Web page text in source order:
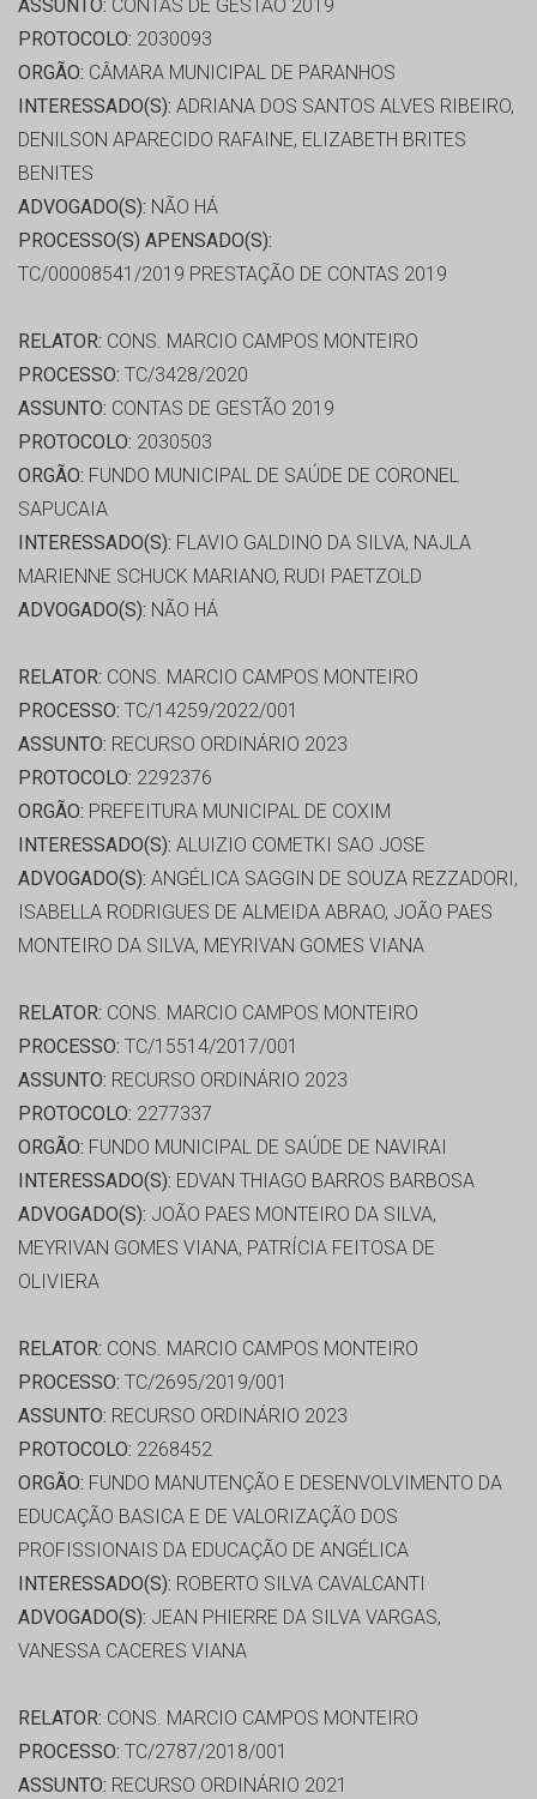
ASSUNTO: CONTAS DE GESTÃO 2019
PROTOCOLO: 2030093
ORGÃO: CÂMARA MUNICIPAL DE PARANHOS
INTERESSADO(S): ADRIANA DOS SANTOS ALVES RIBEIRO,
DENILSON APARECIDO RAFAINE, ELIZABETH BRITES
BENITES
ADVOGADO(S): NÃO HÁ
PROCESSO(S) APENSADO(S):
TC/00008541/2019 PRESTAÇÃO DE CONTAS 2019
RELATOR: CONS. MARCIO CAMPOS MONTEIRO
PROCESSO: TC/3428/2020
ASSUNTO: CONTAS DE GESTÃO 2019
PROTOCOLO: 2030503
ORGÃO: FUNDO MUNICIPAL DE SAÚDE DE CORONEL
SAPUCAIA
INTERESSADO(S): FLAVIO GALDINO DA SILVA, NAJLA
MARIENNE SCHUCK MARIANO, RUDI PAETZOLD
ADVOGADO(S): NÃO HÁ
RELATOR: CONS. MARCIO CAMPOS MONTEIRO
PROCESSO: TC/14259/2022/001
ASSUNTO: RECURSO ORDINÁRIO 2023
PROTOCOLO: 2292376
ORGÃO: PREFEITURA MUNICIPAL DE COXIM
INTERESSADO(S): ALUIZIO COMETKI SAO JOSE
ADVOGADO(S): ANGÉLICA SAGGIN DE SOUZA REZZADORI,
ISABELLA RODRIGUES DE ALMEIDA ABRAO, JOÃO PAES
MONTEIRO DA SILVA, MEYRIVAN GOMES VIANA
RELATOR: CONS. MARCIO CAMPOS MONTEIRO
PROCESSO: TC/15514/2017/001
ASSUNTO: RECURSO ORDINÁRIO 2023
PROTOCOLO: 2277337
ORGÃO: FUNDO MUNICIPAL DE SAÚDE DE NAVIRAI
INTERESSADO(S): EDVAN THIAGO BARROS BARBOSA
ADVOGADO(S): JOÃO PAES MONTEIRO DA SILVA,
MEYRIVAN GOMES VIANA, PATRÍCIA FEITOSA DE
OLIVIERA
RELATOR: CONS. MARCIO CAMPOS MONTEIRO
PROCESSO: TC/2695/2019/001
ASSUNTO: RECURSO ORDINÁRIO 2023
PROTOCOLO: 2268452
ORGÃO: FUNDO MANUTENÇÃO E DESENVOLVIMENTO DA
EDUCAÇÃO BASICA E DE VALORIZAÇÃO DOS
PROFISSIONAIS DA EDUCAÇÃO DE ANGÉLICA
INTERESSADO(S): ROBERTO SILVA CAVALCANTI
ADVOGADO(S): JEAN PHIERRE DA SILVA VARGAS,
VANESSA CACERES VIANA
RELATOR: CONS. MARCIO CAMPOS MONTEIRO
PROCESSO: TC/2787/2018/001
ASSUNTO: RECURSO ORDINÁRIO 2021